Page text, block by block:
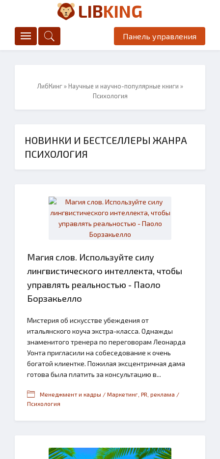
LIBKING
Панель управления
ЛибКинг»Научные и научно-популярные книги »
Психология
НОВИНКИ И БЕСТСЕЛЛЕРЫ ЖАНРА
ПСИХОЛОГИЯ
Магия слов. Используйте силу
лингвистического интеллекта, чтобы
управлять реальностью - Паоло
Борзакьелло
Мистерия об искусстве убеждения от
итальянского коуча экстра-класса. Однажды
знаменитого тренера по переговорам Леонарда
Уонта пригласили на собеседование к очень
богатой клиентке. Пожилая эксцентричная дама
готова была платить за консультацию в...
Менеджмент и кадры / Маркетинг, PR, реклама /
Психология